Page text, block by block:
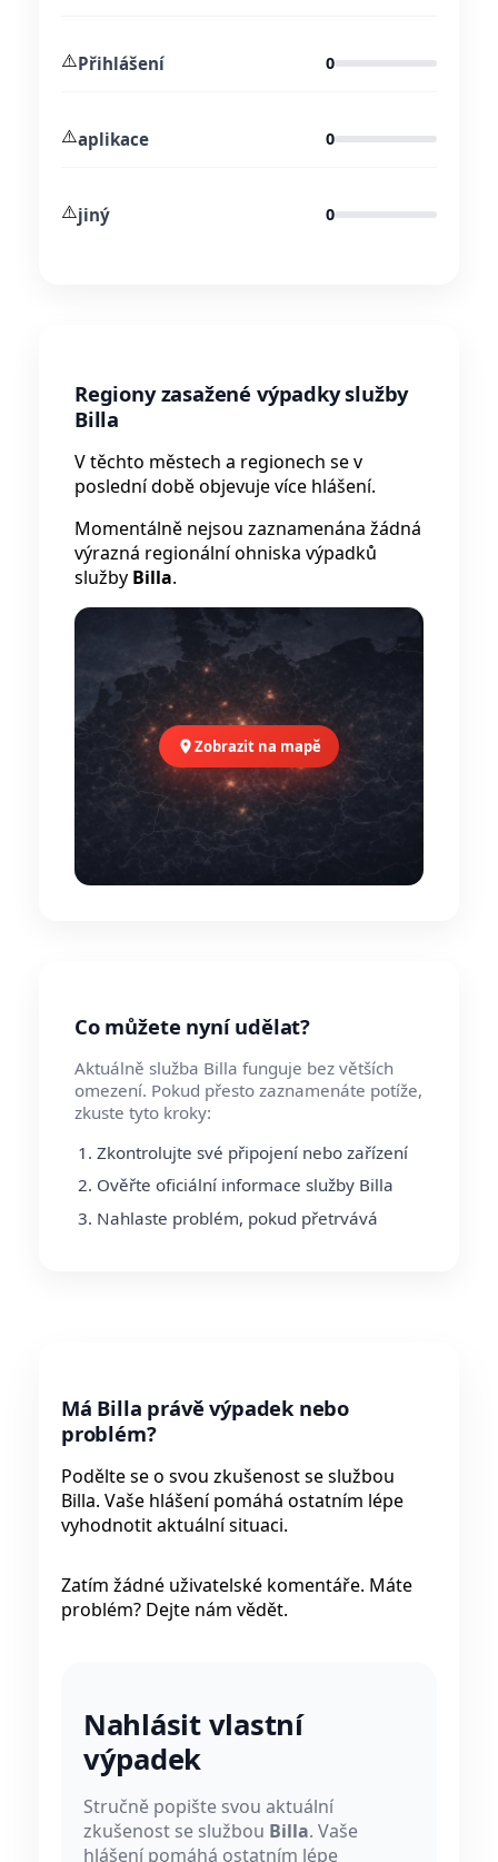
⚠️Přihlášení 0
⚠️aplikace 0
⚠️jiný 0
Regiony zasažené výpadky služby
Billa
V těchto městech a regionech se v
poslední době objevuje více hlášení.
Momentálně nejsou zaznamenána žádná
výrazná regionální ohniska výpadků
služby Billa.
Zobrazit na mapě
Co můžete nyní udělat?
Aktuálně služba Billa funguje bez větších
omezení. Pokud přesto zaznamenáte potíže,
zkuste tyto kroky:
Zkontrolujte své připojení nebo zařízení
Ověřte oficiální informace služby Billa
Nahlaste problém, pokud přetrvává
Má Billa právě výpadek nebo
problém?
Podělte se o svou zkušenost se službou
Billa. Vaše hlášení pomáhá ostatním lépe
vyhodnotit aktuální situaci.
Zatím žádné uživatelské komentáře. Máte
problém? Dejte nám vědět.
Nahlásit vlastní
výpadek
Stručně popište svou aktuální
zkušenost se službou Billa. Vaše
hlášení pomáhá ostatním lépe